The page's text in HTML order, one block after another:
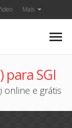
Mais
para SGI
online e grátis